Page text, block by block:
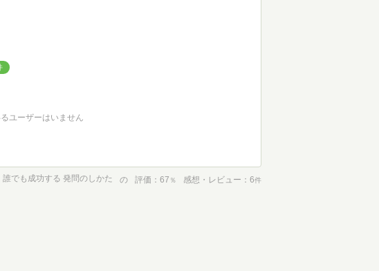
ユーザーはいません
誰でも成功する 発問のしかた の 評価 67 ％ 感想・レビュー 6件